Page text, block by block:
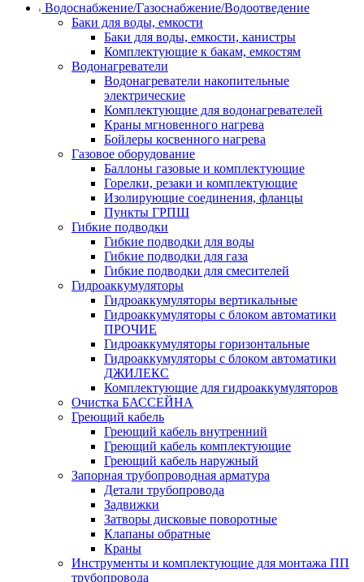
Водоснабжение/Газоснабжение/Водоотведение
Баки для воды, емкости
Баки для воды, емкости, канистры
Комплектующие к бакам, емкостям
Водонагреватели
Водонагреватели накопительные
электрические
Комплектующие для водонагревателей
Краны мгновенного нагрева
Бойлеры косвенного нагрева
Газовое оборудование
Баллоны газовые и комплектующие
Горелки, резаки и комплектующие
Изолирующие соединения, фланцы
Пункты ГРПШ
Гибкие подводки
Гибкие подводки для воды
Гибкие подводки для газа
Гибкие подводки для смесителей
Гидроаккумуляторы
Гидроаккумуляторы вертикальные
Гидроаккумуляторы с блоком автоматики
ПРОЧИЕ
Гидроаккумуляторы горизонтальные
Гидроаккумуляторы с блоком автоматики
ДЖИЛЕКС
Комплектующие для гидроаккумуляторов
Очистка БАССЕЙНА
Греющий кабель
Греющий кабель внутренний
Греющий кабель комплектующие
Греющий кабель наружный
Запорная трубопроводная арматура
Детали трубопровода
Задвижки
Затворы дисковые поворотные
Клапаны обратные
Краны
Инструменты и комплектующие для монтажа ПП
трубопровода